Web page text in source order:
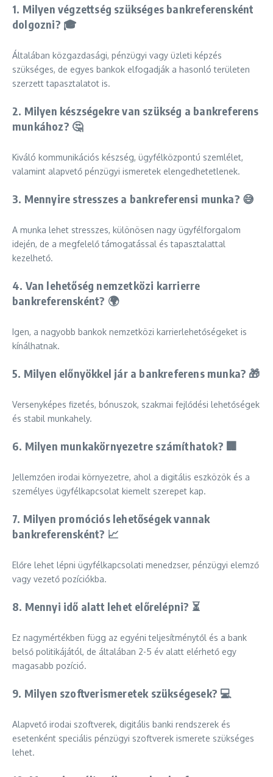
1. Milyen végzettség szükséges bankreferensként
dolgozni? 🎓
Általában közgazdasági, pénzügyi vagy üzleti képzés
szükséges, de egyes bankok elfogadják a hasonló területen
szerzett tapasztalatot is.
2. Milyen készségekre van szükség a bankreferens
munkához? 🤔
Kiváló kommunikációs készség, ügyfélközpontú szemlélet,
valamint alapvető pénzügyi ismeretek elengedhetetlenek.
3. Mennyire stresszes a bankreferensi munka? 😅
A munka lehet stresszes, különösen nagy ügyfélforgalom
idején, de a megfelelő támogatással és tapasztalattal
kezelhető.
4. Van lehetőség nemzetközi karrierre
bankreferensként? 🌍
Igen, a nagyobb bankok nemzetközi karrierlehetőségeket is
kínálhatnak.
5. Milyen előnyökkel jár a bankreferens munka? 🎁
Versenyképes fizetés, bónuszok, szakmai fejlődési lehetőségek
és stabil munkahely.
6. Milyen munkakörnyezetre számíthatok? 🏢
Jellemzően irodai környezetre, ahol a digitális eszközök és a
személyes ügyfélkapcsolat kiemelt szerepet kap.
7. Milyen promóciós lehetőségek vannak
bankreferensként? 📈
Előre lehet lépni ügyfélkapcsolati menedzser, pénzügyi elemző
vagy vezető pozíciókba.
8. Mennyi idő alatt lehet előrelépni? ⏳
Ez nagymértékben függ az egyéni teljesítménytől és a bank
belső politikájától, de általában 2-5 év alatt elérhető egy
magasabb pozíció.
9. Milyen szoftverismeretek szükségesek? 💻
Alapvető irodai szoftverek, digitális banki rendszerek és
esetenként speciális pénzügyi szoftverek ismerete szükséges
lehet.